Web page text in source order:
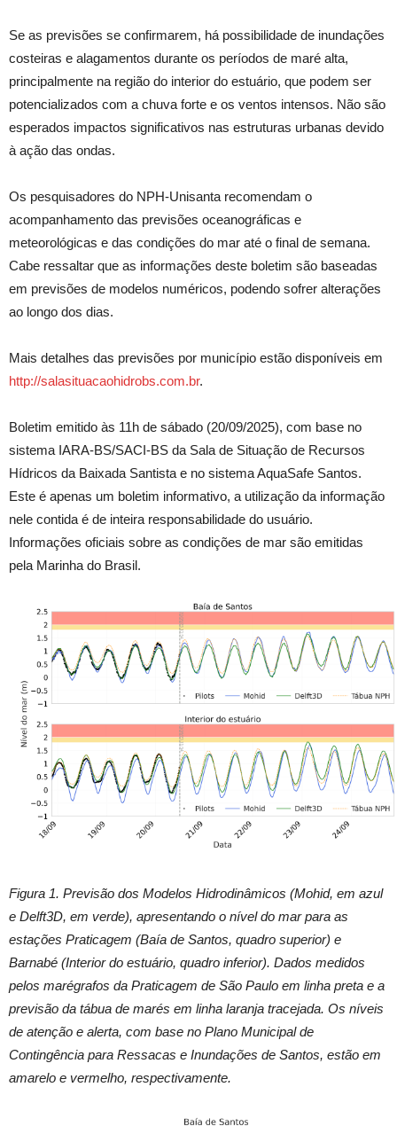
Se as previsões se confirmarem, há possibilidade de inundações
costeiras e alagamentos durante os períodos de maré alta,
principalmente na região do interior do estuário, que podem ser
potencializados com a chuva forte e os ventos intensos. Não são
esperados impactos significativos nas estruturas urbanas devido
à ação das ondas.
Os pesquisadores do NPH-Unisanta recomendam o
acompanhamento das previsões oceanográficas e
meteorológicas e das condições do mar até o final de semana.
Cabe ressaltar que as informações deste boletim são baseadas
em previsões de modelos numéricos, podendo sofrer alterações
ao longo dos dias.
Mais detalhes das previsões por município estão disponíveis em
http://salasituacaohidrobs.com.br.
Boletim emitido às 11h de sábado (20/09/2025), com base no
sistema IARA-BS/SACI-BS da Sala de Situação de Recursos
Hídricos da Baixada Santista e no sistema AquaSafe Santos.
Este é apenas um boletim informativo, a utilização da informação
nele contida é de inteira responsabilidade do usuário.
Informações oficiais sobre as condições de mar são emitidas
pela Marinha do Brasil.
Figura 1. Previsão dos Modelos Hidrodinâmicos (Mohid, em azul
e Delft3D, em verde), apresentando o nível do mar para as
estações Praticagem (Baía de Santos, quadro superior) e
Barnabé (Interior do estuário, quadro inferior). Dados medidos
pelos marégrafos da Praticagem de São Paulo em linha preta e a
previsão da tábua de marés em linha laranja tracejada. Os níveis
de atenção e alerta, com base no Plano Municipal de
Contingência para Ressacas e Inundações de Santos, estão em
amarelo e vermelho, respectivamente.